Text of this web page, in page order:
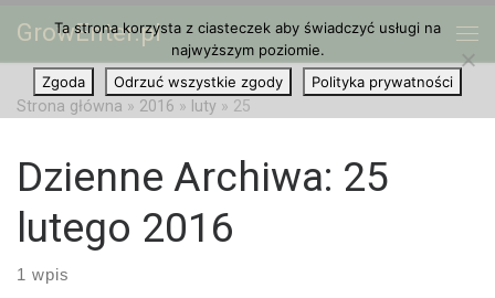
Przejdź do treści
GrowEnter.pl
Strona główna » 2016 » luty » 25
Dzienne Archiwa: 25
lutego 2016
1 wpis
Ta strona korzysta z ciasteczek aby świadczyć usługi na
najwyższym poziomie.
Zgoda
Odrzuć wszystkie zgody Polityka prywatności